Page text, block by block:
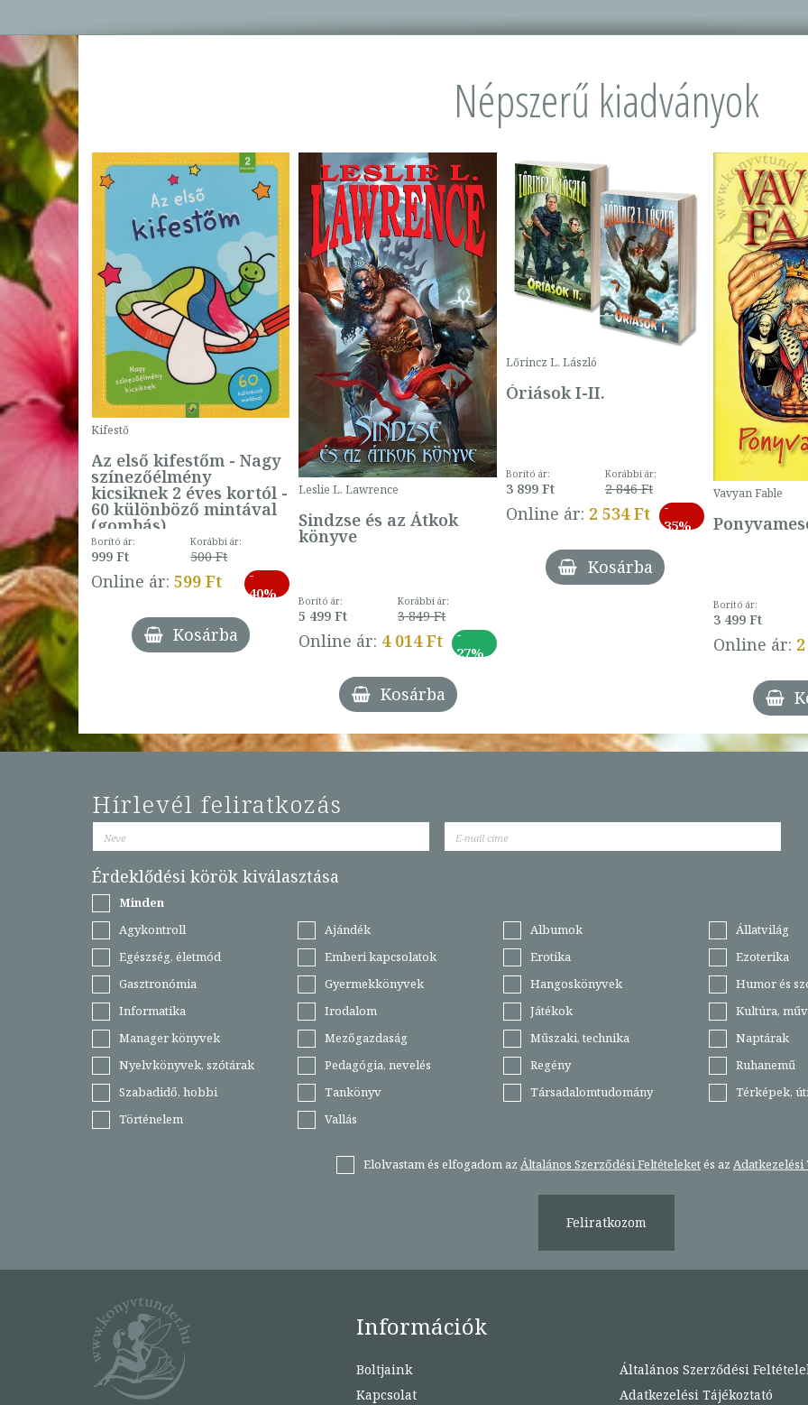
Népszerű kiadványok
Ft
Ft
-
27%
Kifestő
Az első kifestőm - Nagy
színezőélmény
kicsiknek 2 éves kortól -
60 különböző mintával
(gombás)
Borító ár:
999 Ft
Korábbi ár:
500 Ft
Online ár: 599 Ft
-
40%
Kosárba
Leslie L. Lawrence
Sindzse és az Átkok
könyve
Borító ár:
5 499 Ft
Korábbi ár:
3 849 Ft
Online ár: 4 014 Ft
-
27%
Kosárba
Lőrincz L. László
Óriások I-II.
Borító ár:
3 899 Ft
Korábbi ár:
2 846 Ft
Online ár: 2 534 Ft
-
35%
Kosárba
Vavyan Fable
Borító ár:
3 499 Ft
Online ár:
Hírlevél feliratkozás
Érdeklődési körök kiválasztása
Minden
Agykontroll
Ajándék Albumok Állatvilág
Egészség, életmód
Emberi kapcsolatok Erotika Ezoterika
Gasztronómia
Gyermekkönyvek Hangoskönyvek Humor és
Informatika
Irodalom Játékok Kultúra,
Manager könyvek
Mezőgazdaság Műszaki, technika Naptárak
Nyelvkönyvek, szótárak
Pedagógia, nevelés Regény Ruhanemű
Szabadidő, hobbi
Tankönyv Társadalomtudomány Térképek,
Történelem
Vallás
Elolvastam és elfogadom az Általános Szerződési Feltételeketés az
Feliratkozom
Információk
Boltjaink
Kapcsolat
Általános Szerződési
Adatkezelési Tájékoztató